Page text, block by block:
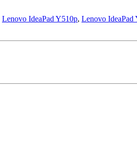
Lenovo IdeaPad Y510p, Lenovo IdeaPad